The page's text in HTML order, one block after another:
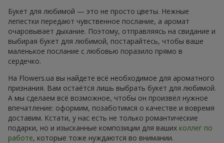
Букет для любимой — это не просто цветы. Нежные
лепестки передают чувственное послание, а аромат
очаровывает дыхание. Поэтому, отправляясь на свидание и
выбирая букет для любимой, постарайтесь, чтобы ваше
маленькое послание с любовью поразило прямо в
сердечко.
На Flowers.ua вы найдете всё необходимое для ароматного
признания. Вам остаётся лишь выбрать букет для любимой.
А мы сделаем всё возможное, чтобы он произвёл нужное
впечатление: оформим, позаботимся о качестве и вовремя
доставим. Кстати, у нас есть не только романтические
подарки, но и изысканные композиции для ваших коллег по
работе, которые тоже нуждаются во внимании.